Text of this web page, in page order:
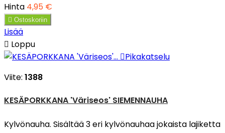
Hinta 4,95 €
 Ostoskoriin
Lisää
 Loppu
Pikakatselu
Viite: 1388
KESÄPORKKANA 'Väriseos' SIEMENNAUHA
Kylvönauha. Sisältää 3 eri kylvönauhaa jokaista lajiketta